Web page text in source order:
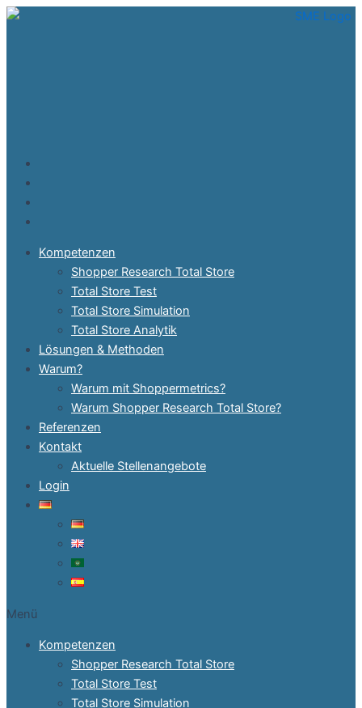
Zum
Kompetenzen
Shopper Research Total Store
Total Store Test
Total Store Simulation
Total Store Analytik
Lösungen & Methoden
Warum?
Warum mit Shoppermetrics?
Warum Shopper Research Total Store?
Referenzen
Kontakt
Aktuelle Stellenangebote
Login
Menü
Kompetenzen
Shopper Research Total Store
Total Store Test
Total Store Simulation